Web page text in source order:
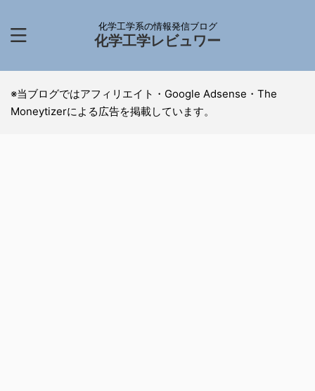
化学工学系の情報発信ブログ
化学工学レビュワー
※当ブログではアフィリエイト・Google Adsense・The
Moneytizerによる広告を掲載しています。